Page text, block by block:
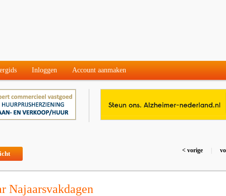
Inloggen Account aanmaken
< vorige
Najaarsvakdagen